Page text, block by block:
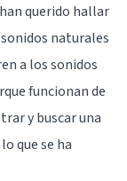
querido hallar
naturales
a los sonidos
funcionan de
y buscar una
que se ha